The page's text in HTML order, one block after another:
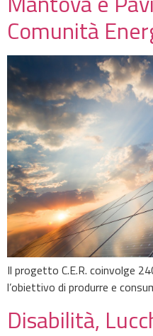
Comunità
Il progetto C.E.R. coinvolge
l’obiettivo di produrre e
Disabilità,